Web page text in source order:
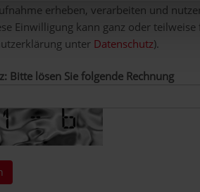
erheben, verarbeiten und
Einwilligung kann ganz oder
unter Datenschutz).
Bitte lösen Sie folgende Rechnung